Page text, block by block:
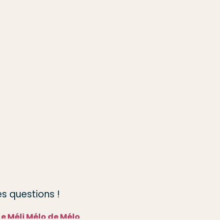
questions !
Méli Mélo de Mélo